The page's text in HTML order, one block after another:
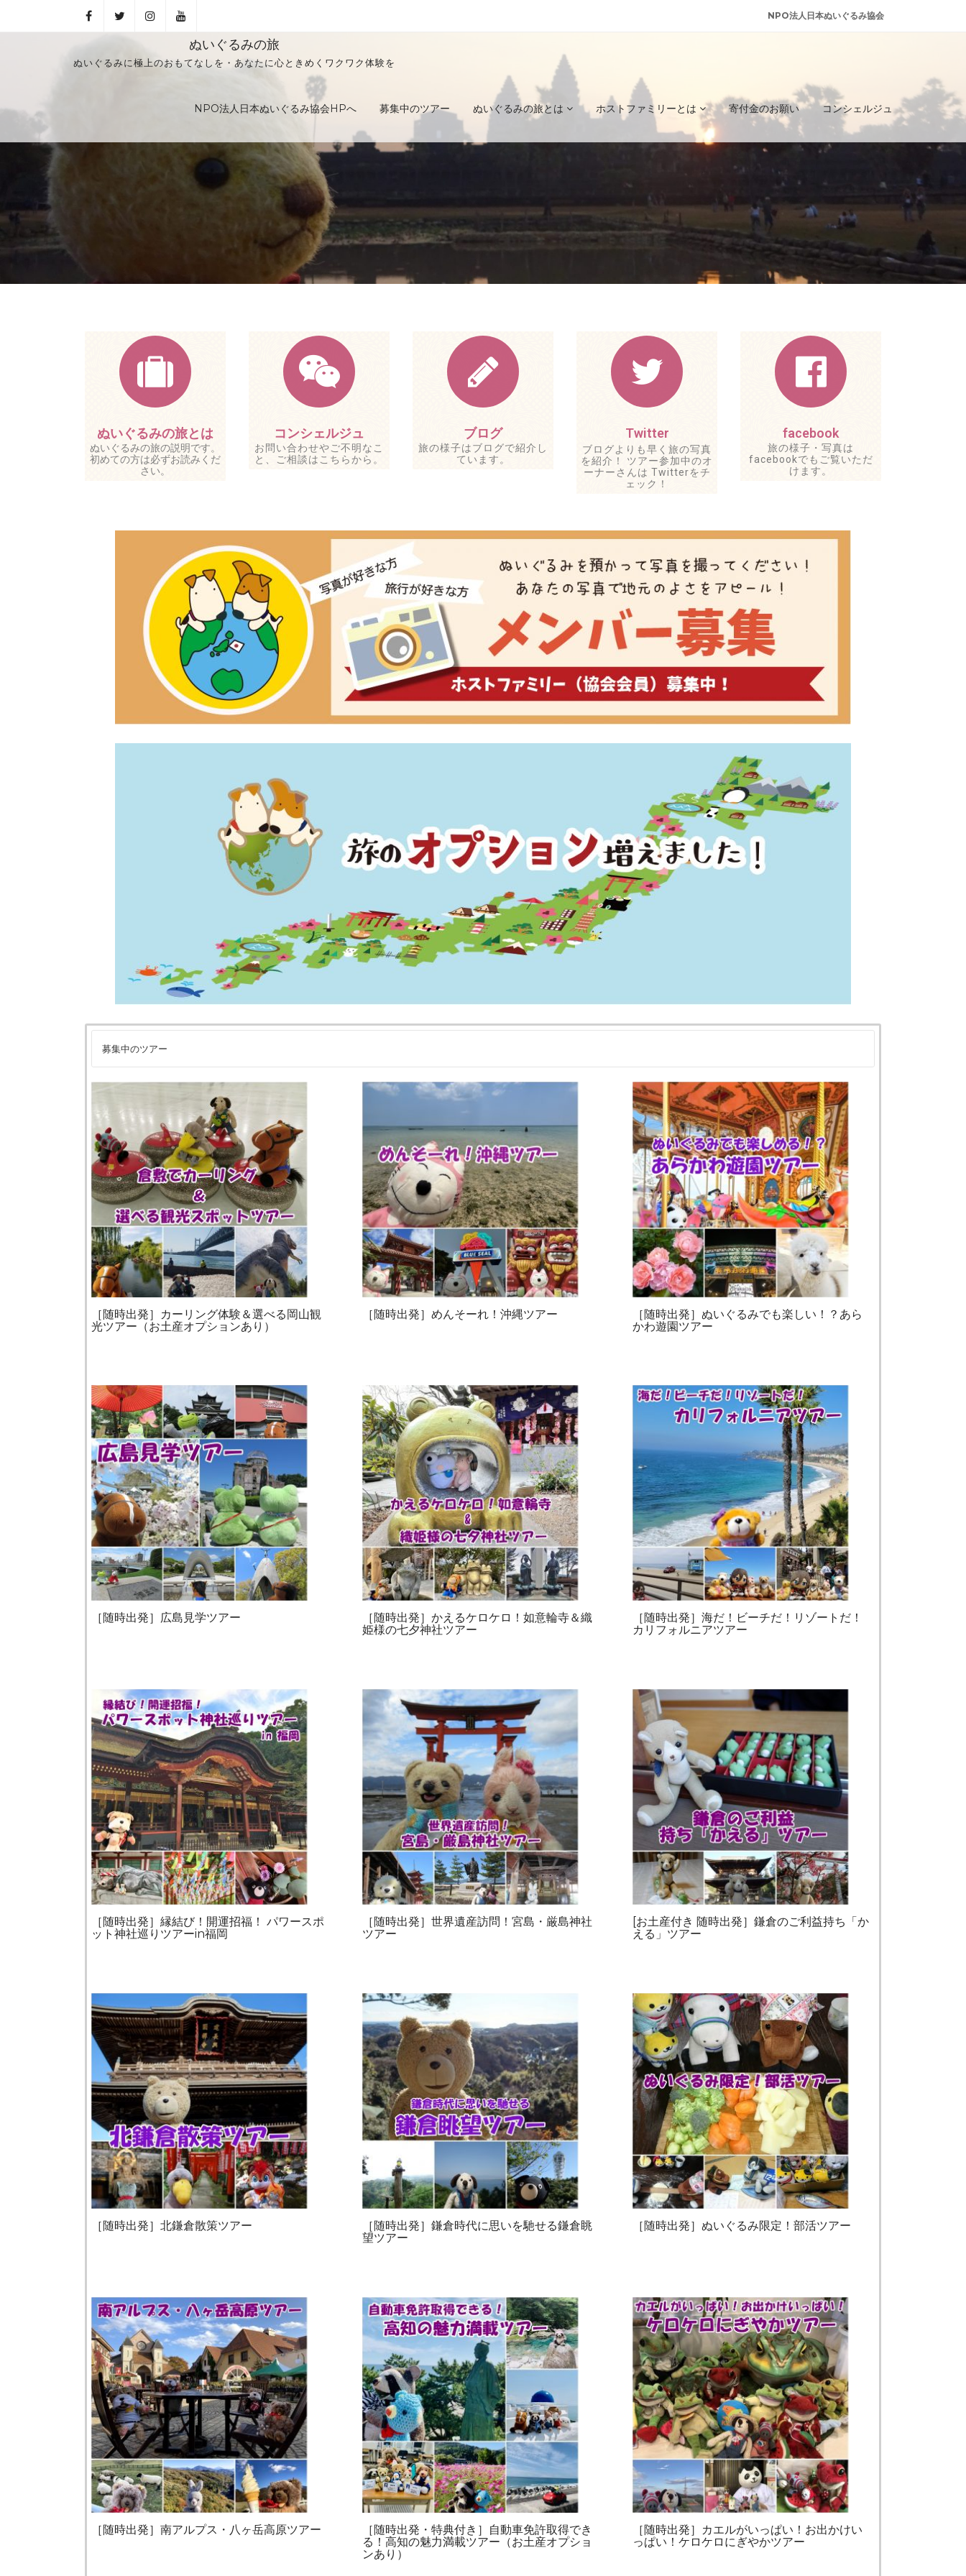
NPO法人日本ぬいぐるみ協会
ぬいぐるみの旅
ぬいぐるみに極上のおもてなしを・あなたに心ときめくワクワク体験を
NPO法人日本ぬいぐるみ協会HPへ 募集中のツアー ぬいぐるみの旅とは ホストファミリーとは 寄付金のお願い コンシェルジュ
ぬいぐるみの旅とは
ぬいぐるみの旅の説明です。
初めての方は必ずお読みくだ
さい。
コンシェルジュ
お問い合わせやご不明なこ
と、ご相談はこちらから。
ブログ
旅の様子はブログで紹介し
ています。
Twitter
ブログよりも早く旅の写真
を紹介！ ツアー参加中のオ
ーナーさんは Twitterをチ
ェック！
facebook
旅の様子・写真は
facebookでもご覧いただ
けます。
募集中のツアー
［随時出発］カーリング体験＆選べる岡山観
光ツアー（お土産オプションあり）
［随時出発］めんそーれ！沖縄ツアー
［随時出発］ぬいぐるみでも楽しい！？あら
かわ遊園ツアー
［随時出発］広島見学ツアー
［随時出発］かえるケロケロ！如意輪寺＆織
姫様の七夕神社ツアー
［随時出発］海だ！ビーチだ！リゾートだ！
カリフォルニアツアー
［随時出発］縁結び！開運招福！ パワースポ
ット神社巡りツアーin福岡
［随時出発］世界遺産訪問！宮島・厳島神社
ツアー
[お土産付き 随時出発］鎌倉のご利益持ち「か
える」ツアー
［随時出発］北鎌倉散策ツアー
［随時出発］鎌倉時代に思いを馳せる鎌倉眺
望ツアー
［随時出発］ぬいぐるみ限定！部活ツアー
［随時出発］南アルプス・八ヶ岳高原ツアー
［随時出発・特典付き］自動車免許取得でき
る！高知の魅力満載ツアー（お土産オプショ
ンあり）
［随時出発］カエルがいっぱい！お出かけい
っぱい！ケロケロにぎやかツアー